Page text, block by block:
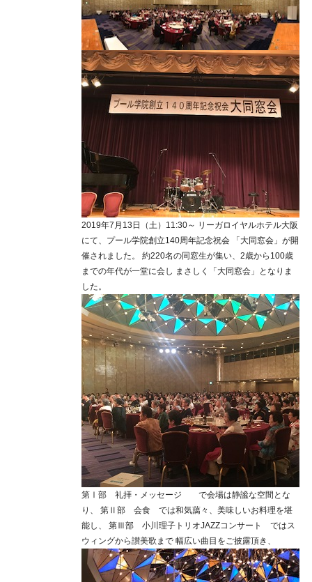
2019年7月13日（土）11:30～ リーガロイヤルホテル大阪
にて、プール学院創立140周年記念祝会 「大同窓会」が開
催されました。 約220名の同窓生が集い、2歳から100歳
までの年代が一堂に会し まさしく「大同窓会」となりま
した。
第Ⅰ部 礼拝・メッセージ で会場は静謐な空間とな
り、 第Ⅱ部 会食 では和気藹々、美味しいお料理を堪
能し、 第Ⅲ部 小川理子トリオJAZZコンサート ではス
ウィングから讃美歌まで 幅広い曲目をご披露頂き、